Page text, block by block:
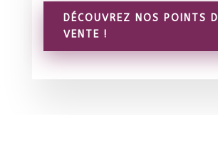
DÉCOUVREZ NOS POINTS
VENTE !